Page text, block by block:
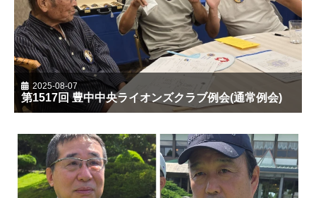
2025-08-07
第1517回 豊中中央ライオンズクラブ例会(通常例会)